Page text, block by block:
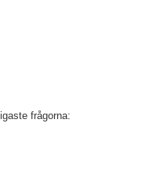
frågorna: